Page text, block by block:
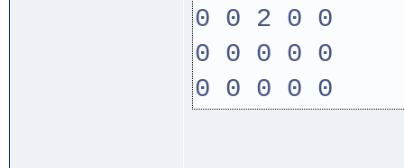
0 0 2 0 0
0 0 0 0 0
0 0 0 0 0